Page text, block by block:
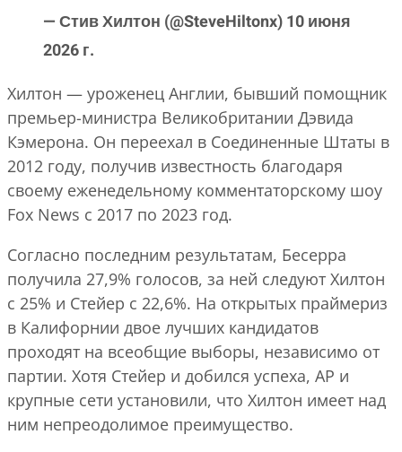
— Стив Хилтон (@SteveHiltonx) 10 июня
2026 г.
Хилтон — уроженец Англии, бывший помощник
премьер-министра Великобритании Дэвида
Кэмерона. Он переехал в Соединенные Штаты в
2012 году, получив известность благодаря
своему еженедельному комментаторскому шоу
Fox News с 2017 по 2023 год.
Согласно последним результатам, Бесерра
получила 27,9% голосов, за ней следуют Хилтон
с 25% и Стейер с 22,6%. На открытых праймериз
в Калифорнии двое лучших кандидатов
проходят на всеобщие выборы, независимо от
партии. Хотя Стейер и добился успеха, AP и
крупные сети установили, что Хилтон имеет над
ним непреодолимое преимущество.